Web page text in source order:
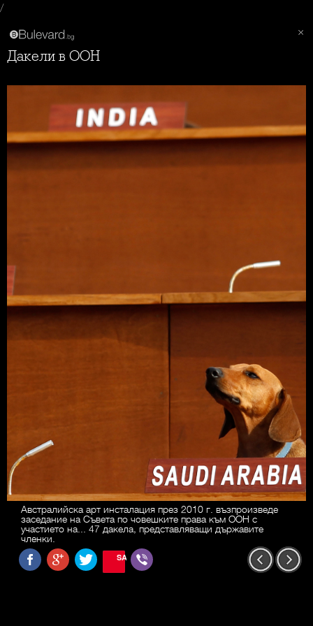
/
Дакели в ООН
Австралийска арт инсталация през 2010 г. възпроизведе
заседание на Съвета по човешките права към ООН с
участието на... 47 дакела, представляващи държавите
членки.
SAVE